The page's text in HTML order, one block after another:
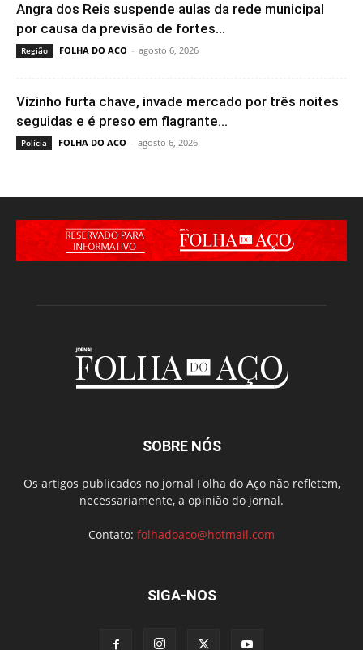
Angra dos Reis suspende aulas da rede municipal
por causa da previsão de fortes...
Região FOLHA DO ACO - agosto 6, 2026
Vizinho furta chave, invade mercado por três noites
seguidas e é preso em flagrante...
Polícia FOLHA DO ACO - agosto 6, 2026
SOBRE NÓS
Os artigos publicados no jornal Folha do Aço não refletem,
necessariamente, a opinião do jornal.
Contato: folhadoaco@hotmail.com
SIGA-NOS